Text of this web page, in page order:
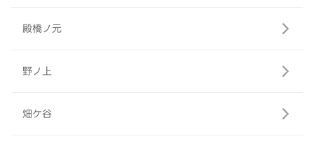
殿橋ノ元
野ノ上
畑ケ谷